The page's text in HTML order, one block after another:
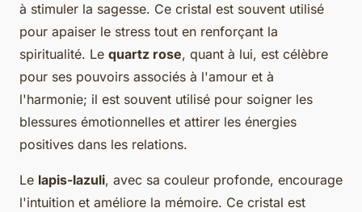
à stimuler la sagesse. Ce cristal est souvent utilisé
pour apaiser le stress tout en renforçant la
spiritualité. Le quartz rose, quant à lui, est célèbre
pour ses pouvoirs associés à l'amour et à
l'harmonie; il est souvent utilisé pour soigner les
blessures émotionnelles et attirer les énergies
positives dans les relations.
Le lapis-lazuli, avec sa couleur profonde, encourage
l'intuition et améliore la mémoire. Ce cristal est